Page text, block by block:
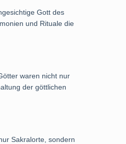
Gott des
und Rituale die
waren nicht nur
der göttlichen
Sakralorte, sondern